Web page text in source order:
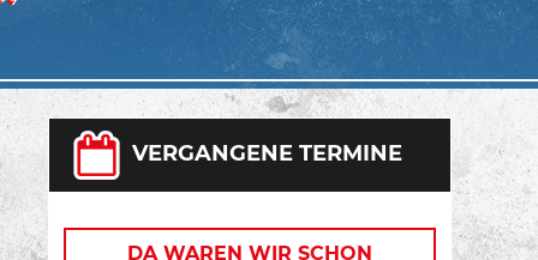
VERGANGENE TERMINE
DA WAREN WIR SCHON